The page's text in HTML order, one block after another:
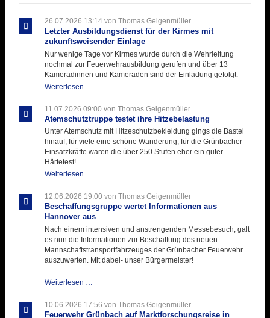
26.07.2026 13:14von Thomas Geigenmüller
Letzter Ausbildungsdienst für der Kirmes mit
zukunftsweisender Einlage
Nur wenige Tage vor Kirmes wurde durch die Wehrleitung
nochmal zur Feuerwehrausbildung gerufen und über 13
Kameradinnen und Kameraden sind der Einladung gefolgt.
Weiterlesen …
für
der
Kirmes
mit
zukunftsweisender
11.07.2026 09:00 von Thomas Geigenmüller
Atemschutztruppe testet ihre Hitzebelastung
Unter Atemschutz mit Hitzeschutzbekleidung gings die Bastei
hinauf, für viele eine schöne Wanderung, für die Grünbacher
Einsatzkräfte waren die über 250 Stufen eher ein guter
Härtetest!
Weiterlesen …
ihre
Hitzebelastung
12.06.2026 19:00 von Thomas Geigenmüller
Beschaffungsgruppe wertet Informationen aus
Hannover aus
Nach einem intensiven und anstrengenden Messebesuch, galt
es nun die Informationen zur Beschaffung des neuen
Mannschaftstransportfahrzeuges der Grünbacher Feuerwehr
auszuwerten. Mit dabei- unser Bürgermeister!
Weiterlesen …
Informationen
aus
10.06.2026 17:56 von Thomas Geigenmüller
Feuerwehr Grünbach auf Marktforschungsreise in